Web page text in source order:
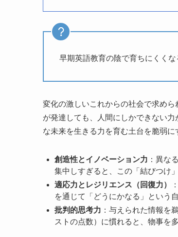
早期英語教育の陰で育ちにくく
変化の激しいこれからの社会で求め
が発達しても、人間にしかできない
な未来を生きる力を育む土台を脆弱に
創造性とイノベーション力 ：異な
集中しすぎると、この「結びつけ
適応力とレジリエンス（回復力）
を通じて「どうにかなる」という
批判的思考力 ：与えられた情報を
ストの点数）に慣れると、物事を